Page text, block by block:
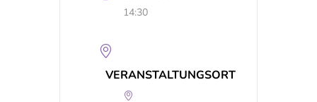
14:30
VERANSTALTUNGSORT